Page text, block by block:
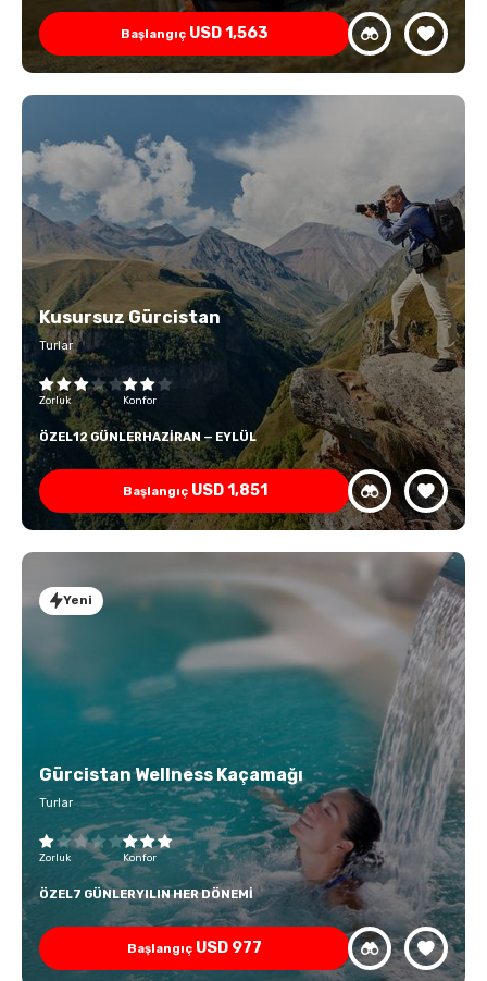
Başlangıç USD1,563
Kusursuz Gürcistan
Turlar
Zorluk Konfor
ÖZEL12 GÜNLERHAZIRAN — EYLÜL
Başlangıç USD 1,851
Yeni
Gürcistan Wellness Kaçamağı
Turlar
Zorluk Konfor
ÖZEL7 GÜNLERYILIN HER DÖNEMI
Başlangıç USD 977